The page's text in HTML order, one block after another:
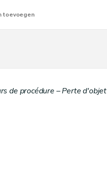
toevoegen
de procédure – Perte d'objet